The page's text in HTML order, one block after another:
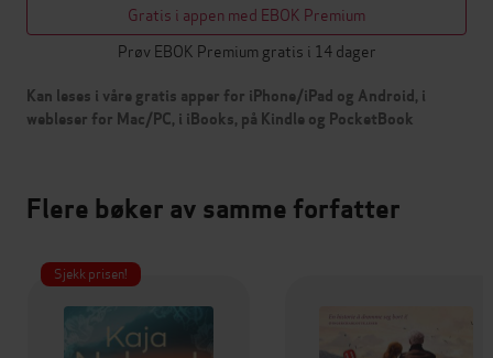
Gratis i appen med EBOK Premium
Prøv EBOK Premium gratis i 14 dager
Kan leses i våre gratis apper for iPhone/iPad og Android, i
webleser for Mac/PC, i iBooks, på Kindle og PocketBook
Flere bøker av samme forfatter
Sjekk prisen!